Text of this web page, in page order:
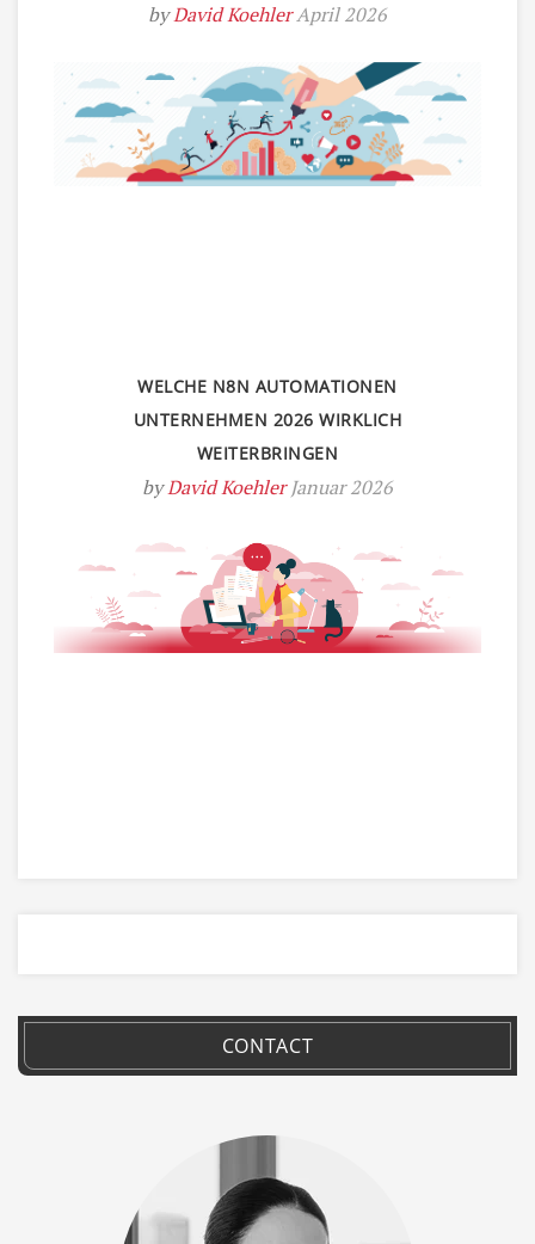
byDavid KoehlerApril 2026
WELCHE N8N AUTOMATIONEN
UNTERNEHMEN 2026 WIRKLICH
WEITERBRINGEN
byDavid Koehler Januar 2026
CONTACT